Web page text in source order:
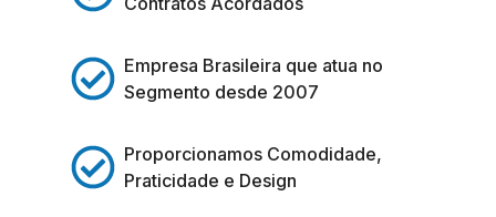
Empresa Brasileira que atua no
Segmento desde 2007
Proporcionamos Comodidade,
Praticidade e Design